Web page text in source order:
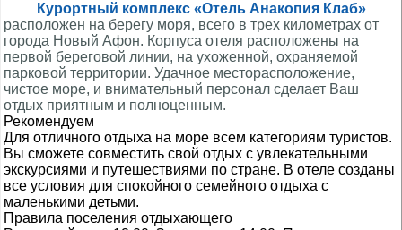
Курортный комплекс «Отель Анакопия Клаб»
расположен на берегу моря, всего в трех километрах от
города Новый Афон. Корпуса отеля расположены на
первой береговой линии, на ухоженной, охраняемой
парковой территории. Удачное месторасположение,
чистое море, и внимательный персонал сделает Ваш
отдых приятным и полноценным.
Рекомендуем
Для отличного отдыха на море всем категориям туристов.
Вы сможете совместить свой отдых с увлекательными
экскурсиями и путешествиями по стране. В отеле созданы
все условия для спокойного семейного отдыха с
маленькими детьми.
Правила поселения отдыхающего